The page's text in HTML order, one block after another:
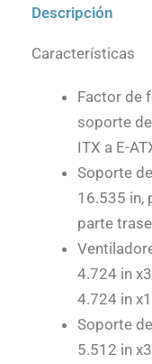
Descripción
Características
Factor de
soporte
ITX a E-
Soporte
16.535 in,
parte
4.724 in
4.724 in
Soporte
5.512 in